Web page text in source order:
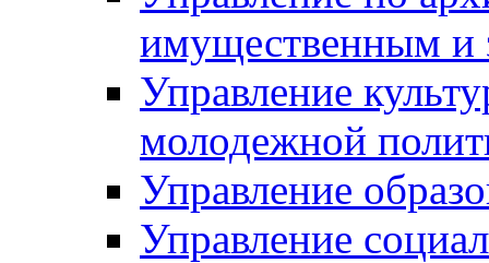
имущественным и
Управление
молодежной
Управление
Управление